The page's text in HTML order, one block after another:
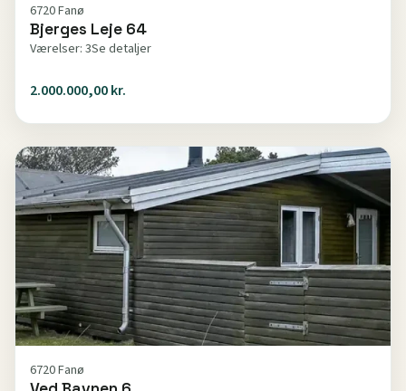
6720 Fanø
Bjerges Leje 64
Værelser: 3Se detaljer
2.000.000,00 kr.
6720 Fanø